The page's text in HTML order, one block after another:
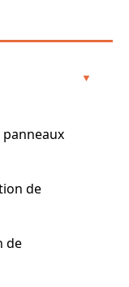
panneaux
de
de